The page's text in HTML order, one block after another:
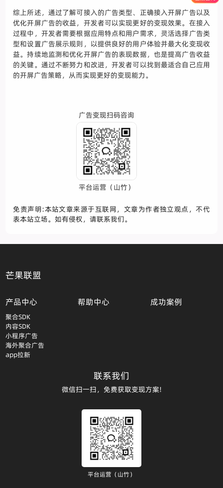
综上所述，通过了解可接入的广告类型、正确接入开屏广告以及
优化开屏广告的收益，开发者可以实现更好的变现效果。在接入
过程中，开发者需要根据应用特点和用户需求，灵活选择广告类
型和设置广告展示规则，以提供良好的用户体验并最大化变现收
益。持续地监测和优化开屏广告的表现数据，也是提高广告收益
的关键。通过不断努力和改进，开发者可以找到最适合自己应用
的开屏广告策略，从而实现更好的变现能力。
广告变现扫码咨询
平台运营（山竹）
免责声明:本站文章来源于互联网，文章为作者独立观点，不代
表本站立场。如有侵权，请联系我们。
芒果联盟
产品中心
聚合SDK
内容SDK
小程序广告
海外聚合广告
app拉新
帮助中心 成功案例
联系我们
微信扫一扫，免费获取变现方案!
平台运营（山竹）